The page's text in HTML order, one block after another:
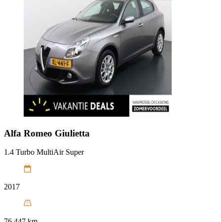
Alfa Romeo Giulietta
1.4 Turbo MultiAir Super
2017